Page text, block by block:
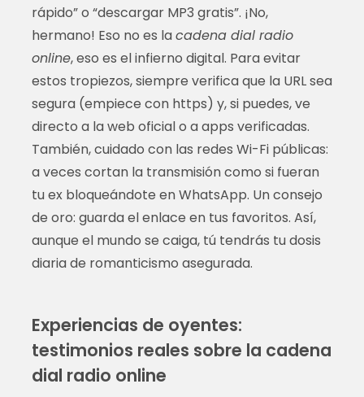
rápido” o “descargar MP3 gratis”. ¡No,
hermano! Eso no es lacadena dial radio
online, eso es el infierno digital. Para evitar
estos tropiezos, siempre verifica que la URL sea
segura (empiece con https) y, si puedes, ve
directo a la web oficial o a apps verificadas.
También, cuidado con las redes Wi-Fi públicas:
a veces cortan la transmisión como si fueran
tu ex bloqueándote en WhatsApp. Un consejo
de oro: guarda el enlace en tus favoritos. Así,
aunque el mundo se caiga, tú tendrás tu dosis
diaria de romanticismo asegurada.
Experiencias de oyentes:
testimonios reales sobre la cadena
dial radio online